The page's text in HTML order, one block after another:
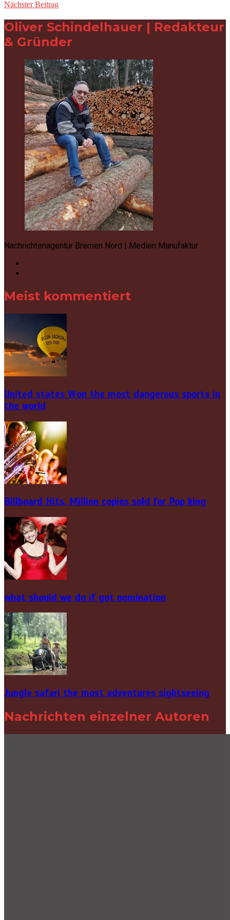
Nächster Beitrag
Oliver Schindelhauer | Redakteur
& Gründer
Nachrichtenagentur Bremen Nord | Medien Manufaktur
Meist kommentiert
United states Won the most dangerous sports in
the world
Billboard Hits, Million copies sold for Pop king
what should we do if got nomination
Jungle safari the most adventures sightseeing
Nachrichten einzelner Autoren